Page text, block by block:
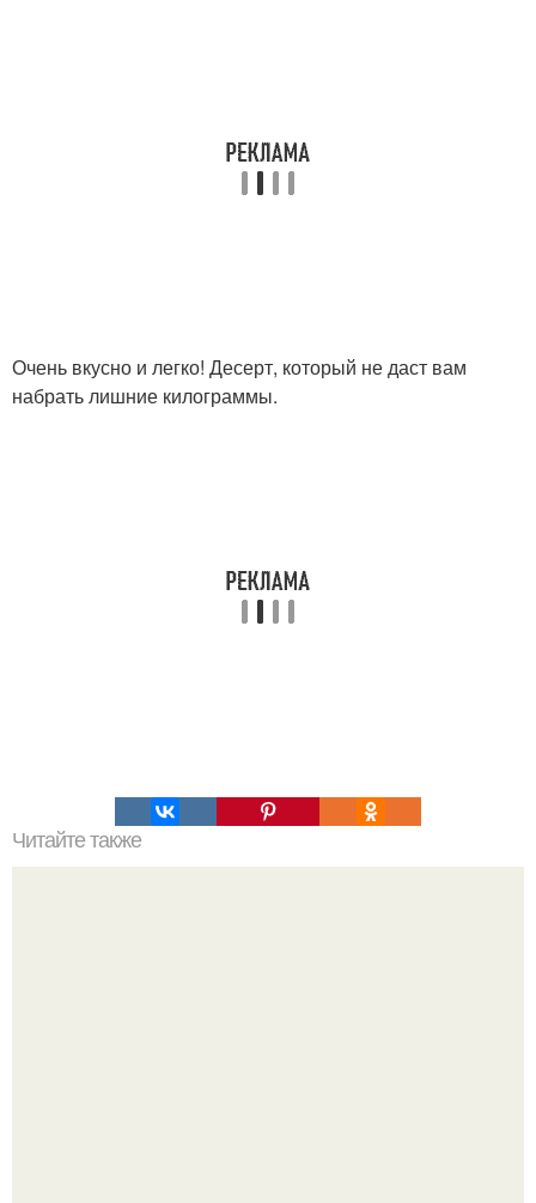
Очень вкусно и легко! Десерт, который не даст вам
набрать лишние килограммы.
Читайте также